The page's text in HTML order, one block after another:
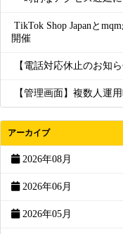
TikTok Shop Japanと
開催
【電話対応休止のお知ら
【管理画面】複数人運
アーカイブ
2026年08月
2026年06月
2026年05月